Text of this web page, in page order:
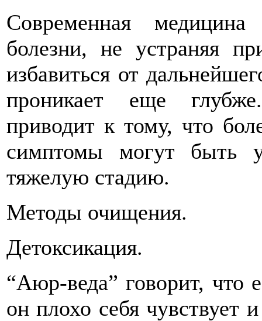
Современная
болезни, не устраняя
избавиться от
проникает еще
приводит к тому, что
симптомы могут быть
тяжелую стадию.
Методы очищения.
Детоксикация.
“Аюр-веда” говорит, что
он плохо себя чувствует